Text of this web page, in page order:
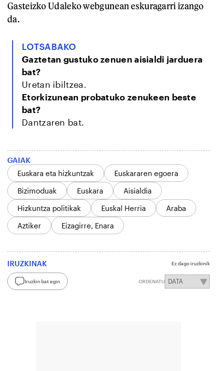
Gasteizko Udaleko webgunean eskuragarri izango
da.
LOTSABAKO
Gaztetan gustuko zenuen aisialdi jarduera
bat?
Uretan ibiltzea.
Etorkizunean probatuko zenukeen beste
bat?
Dantzaren bat.
GAIAK
Euskara eta hizkuntzak
Euskararen egoera
Bizimoduak
Euskara
Aisialdia
Hizkuntza politikak
Euskal Herria
Araba
Aztiker
Eizagirre, Enara
IRUZKINAK Ez dago iruzkinik
Iruzkin bat egin ORDENATU